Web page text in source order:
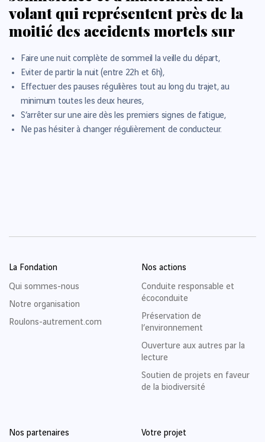
volant qui représentent près de la
moitié des accidents mortels sur
Faire une nuit complète de sommeil la veille du départ,
Eviter de partir la nuit (entre 22h et 6h),
Effectuer des pauses régulières tout au long du trajet, au
minimum toutes les deux heures,
S’arrêter sur une aire dès les premiers signes de fatigue,
Ne pas hésiter à changer régulièrement de conducteur.
La Fondation
Qui sommes-nous
Notre organisation
Roulons-autrement.com
Nos actions
Conduite responsable et
écoconduite
Préservation de
l’environnement
Ouverture aux autres par la
lecture
Soutien de projets en faveur
de la biodiversité
Nos partenaires Votre projet